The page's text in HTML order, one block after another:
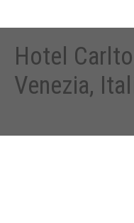
Hotel
Venezia,